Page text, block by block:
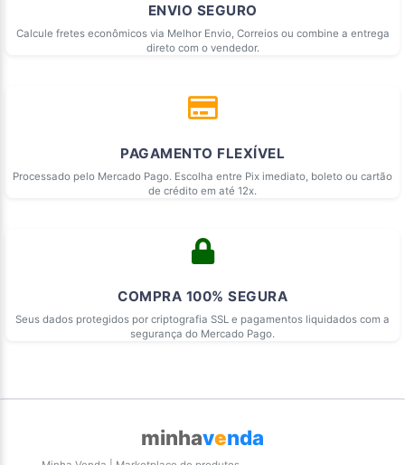
ENVIO SEGURO
Calcule fretes econômicos via Melhor Envio, Correios ou combine a entrega
direto com o vendedor.
PAGAMENTO FLEXÍVEL
Processado pelo Mercado Pago. Escolha entre Pix imediato, boleto ou cartão
de crédito em até 12x.
COMPRA 100% SEGURA
Seus dados protegidos por criptografia SSL e pagamentos liquidados com a
segurança do Mercado Pago.
minhavenda